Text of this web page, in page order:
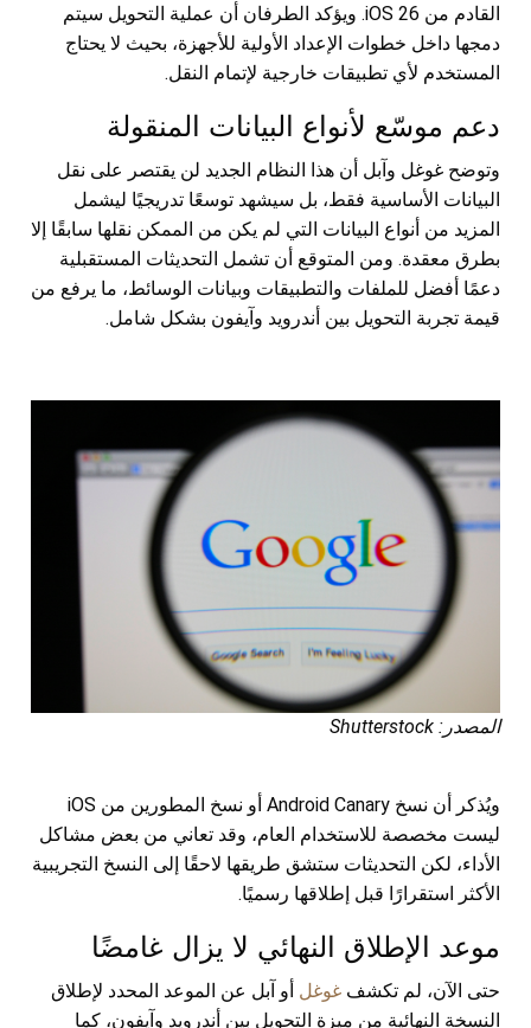
القادم من iOS 26. ويؤكد الطرفان أن عملية التحويل سيتم
دمجها داخل خطوات الإعداد الأولية للأجهزة، بحيث لا يحتاج
المستخدم لأي تطبيقات خارجية لإتمام النقل.
دعم موسّع لأنواع البيانات المنقولة
وتوضح غوغل وآبل أن هذا النظام الجديد لن يقتصر على نقل
البيانات الأساسية فقط، بل سيشهد توسعًا تدريجيًا ليشمل
المزيد من أنواع البيانات التي لم يكن من الممكن نقلها سابقًا إلا
بطرق معقدة. ومن المتوقع أن تشمل التحديثات المستقبلية
دعمًا أفضل للملفات والتطبيقات وبيانات الوسائط، ما يرفع من
قيمة تجربة التحويل بين أندرويد وآيفون بشكل شامل.
المصدر: Shutterstock
ويُذكر أن نسخ Android Canary أو نسخ المطورين من iOS
ليست مخصصة للاستخدام العام، وقد تعاني من بعض مشاكل
الأداء، لكن التحديثات ستشق طريقها لاحقًا إلى النسخ التجريبية
الأكثر استقرارًا قبل إطلاقها رسميًا.
موعد الإطلاق النهائي لا يزال غامضًا
حتى الآن، لم تكشف غوغل أو آبل عن الموعد المحدد لإطلاق
النسخة النهائية من ميزة التحويل بين أندرويد وآيفون، كما